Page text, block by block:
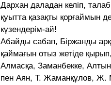
Дархан даладан келіп,
қуытта қазақты қорғаймын
күзендерім-ай!
Абайды сабап, Біржанды
қаймағын отыз жетіде
Алмасқа, Заманбекке,
пен Аян, Т. Жаманқұлов, Ж.